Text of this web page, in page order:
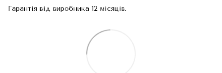
Гарантія від виробника 12 місяців.